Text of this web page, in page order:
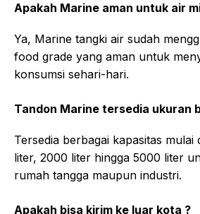
Apakah Marine aman untuk air
Ya, Marine tangki air sudah
food grade yang aman untuk
konsumsi sehari-hari.
Tandon Marine tersedia ukuran
Tersedia berbagai kapasitas mulai
liter, 2000 liter hingga 5000 liter
rumah tangga maupun industri.
Apakah bisa kirim ke luar kota ?